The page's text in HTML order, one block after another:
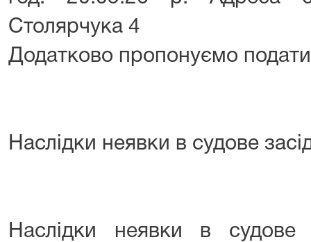
Столярчука 4
Додатково пропонуємо подати
Наслідки неявки в судове
Наслідки неявки в судове